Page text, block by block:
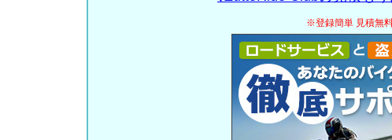
※登録簡単 見積無